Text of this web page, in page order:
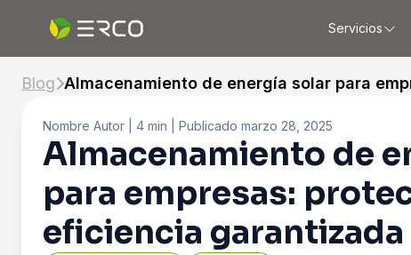
Servicios
Blog Almacenamiento de energía solar para
Nombre Autor | 4 min | Publicado marzo 28, 2025
Almacenamiento de
para empresas:
eficiencia garantizada